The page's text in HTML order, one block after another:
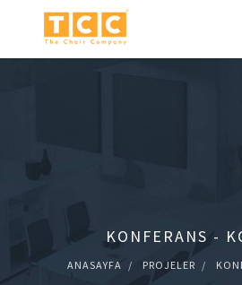
KONFERANS -
ANASAYFA PROJELER